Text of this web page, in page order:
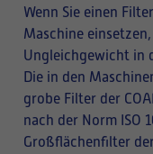
Wenn Sie einen
Maschine
Ungleichgewicht in
Die in den
grobe Filter der
nach der Norm ISO
Großflächenfilter